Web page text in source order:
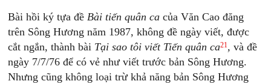
Bài hồi ký tựa đềBài tiến quân ca của Văn Cao đăng
trên Sông Hương năm 1987, không đề ngày viết, được
cắt ngắn, thành bài Tại sao tôi viết Tiến quân ca21, và đề
ngày 7/7/76 để có vẻ như viết trước bản Sông Hương.
Nhưng cũng không loại trừ khả năng bản Sông Hương